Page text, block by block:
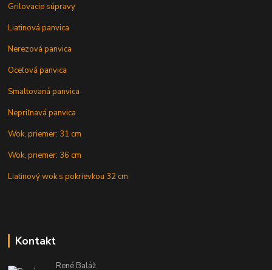
Grilovacie súpravy
Liatinová panvica
Nerezová panvica
Oceľová panvica
Smaltovaná panvica
Nepriľnavá panvica
Wok, priemer: 31 cm
Wok, priemer: 36 cm
Liatinový wok s pokrievkou 32 cm
Kontakt
René Baláž